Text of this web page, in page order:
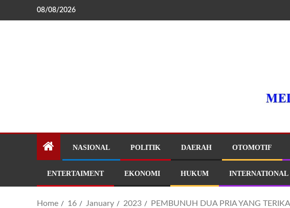
08/08/2026
NASIONAL POLITIK DAERAH OTOMOTIF
ENTERTAIMENT EKONOMI HUKUM INTERNATIONAL
Home 16 January 2023 PEMBUNUH DUA PRIA YANG